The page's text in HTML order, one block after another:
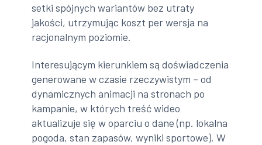
setki spójnych wariantów bez utraty
jakości, utrzymując koszt per wersja na
racjonalnym poziomie.
Interesującym kierunkiem są doświadczenia
generowane w czasie rzeczywistym – od
dynamicznych animacji na stronach po
kampanie, w których treść wideo
aktualizuje się w oparciu o dane (np. lokalna
pogoda, stan zapasów, wyniki sportowe). W